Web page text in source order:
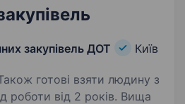
закупівель ДОТ Київ
готові взяти людину з
роботи від 2 років. Вища